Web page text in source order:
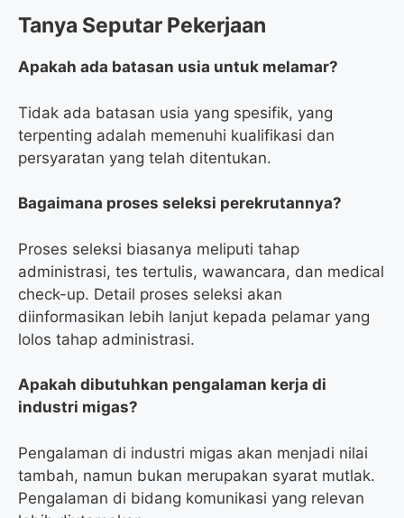
Tanya Seputar Pekerjaan
Apakah ada batasan usia untuk melamar?
Tidak ada batasan usia yang spesifik, yang
terpenting adalah memenuhi kualifikasi dan
persyaratan yang telah ditentukan.
Bagaimana proses seleksi perekrutannya?
Proses seleksi biasanya meliputi tahap
administrasi, tes tertulis, wawancara, dan medical
check-up. Detail proses seleksi akan
diinformasikan lebih lanjut kepada pelamar yang
lolos tahap administrasi.
Apakah dibutuhkan pengalaman kerja di
industri migas?
Pengalaman di industri migas akan menjadi nilai
tambah, namun bukan merupakan syarat mutlak.
Pengalaman di bidang komunikasi yang relevan